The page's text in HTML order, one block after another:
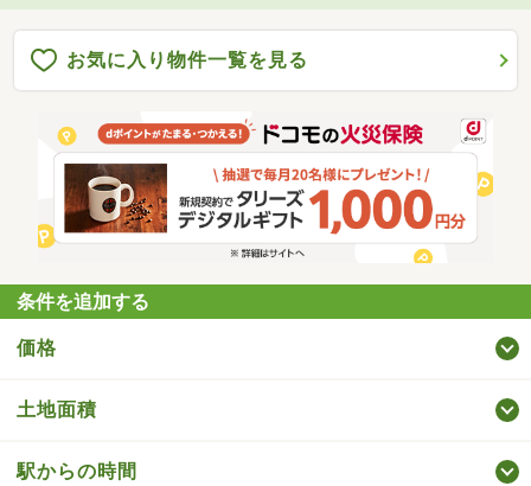
お気に入り物件一覧を見る
条件を追加する
価格
土地面積
駅からの時間